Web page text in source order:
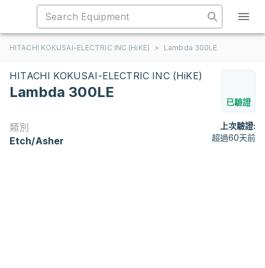
HITACHI KOKUSAI-ELECTRIC INC (HiKE) > Lambda 300LE
HITACHI KOKUSAI-ELECTRIC INC (HiKE)
Lambda 300LE
已驗證
類別
Etch/Asher
上次驗證:
超過60天前